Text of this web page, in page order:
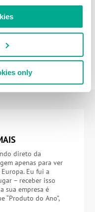
only
direto da
apenas para ver
Eu fui a
– receber isso
sua empresa é
“Produto do Ano”,